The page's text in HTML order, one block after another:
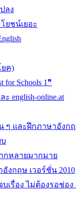
ลง
ยชน์เยอะ
ยค)
for Schools 1❞
ะ english-online.at
ๆ และฝึกภาษาอังก
กหลายมากมาย
งกฤษ เวอร์ชั่น 2010
เรื่อง ไม่ต้องรอช่อง